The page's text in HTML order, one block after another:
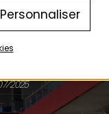
DERNIÈRES
MARCHÉS
clés de l’Habitat en
2025
Personnaliser